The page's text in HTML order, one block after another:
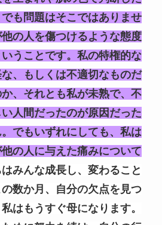
も問題はそこではありませ
の人を傷つけるような態度
うことです。私の特権的な
、もしくは不適切なものだ
、それとも私が未熟で、不
人間だったのが原因だった
でもいずれにしても、私は
の人に与えた痛みについて
みんな成長し、変わること
数か月、自分の欠点を見つ
はもうすぐ母になります。